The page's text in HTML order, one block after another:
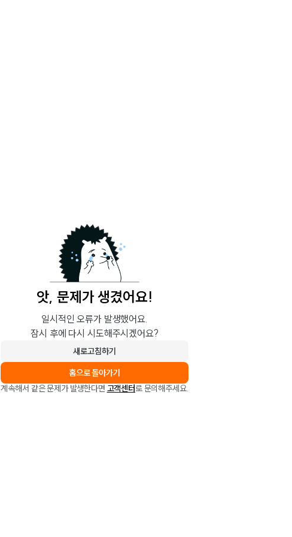
앗, 문제가 생겼어요!
일시적인 오류가 발생했어요.
잠시 후에 다시 시도해주시겠어요?
새로고침하기
홈으로 돌아가기
계속해서 같은 문제가 발생한다면 고객센터로 문의해주세요.